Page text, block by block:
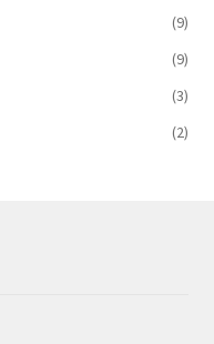
(9)
(9)
(3)
(2)